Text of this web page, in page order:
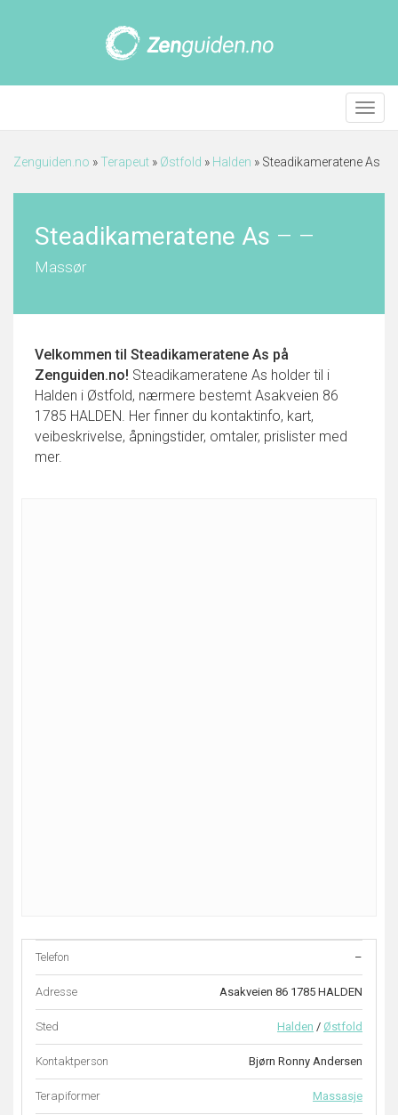
Meny
Zenguiden.no »Terapeut » Østfold » Halden » Steadikameratene As
Steadikameratene As – –
Massør
Velkommen til Steadikameratene As på
Zenguiden.no! Steadikameratene As holder til i
Halden i Østfold, nærmere bestemt Asakveien 86
1785 HALDEN. Her finner du kontaktinfo, kart,
veibeskrivelse, åpningstider, omtaler, prislister med
mer.
Telefon –
Adresse Asakveien 86 1785 HALDEN
Sted Halden / Østfold
Kontaktperson Bjørn Ronny Andersen
Terapiformer Massasje